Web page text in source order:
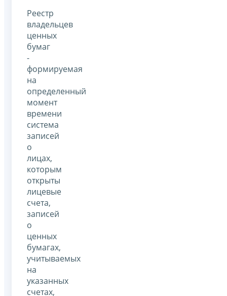
Реестр
владельцев
ценных
бумаг
-
формируемая
на
определенный
момент
времени
система
записей
о
лицах,
которым
открыты
лицевые
счета,
записей
о
ценных
бумагах,
учитываемых
на
указанных
счетах,